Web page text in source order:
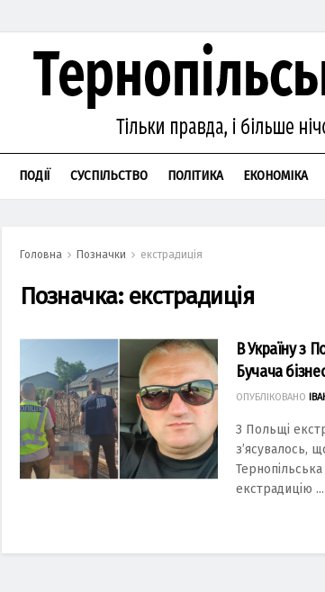
ПОДІЇ СУСПІЛЬСТВО ПОЛІТИКА ЕКОНОМІКА
Головна Позначки екстрадиція
Позначка: екстрадиція
В Україну з
Бучача
ОПУБЛІКОВАНО
З Польщі
з’ясувалось,
екстрадицію ...